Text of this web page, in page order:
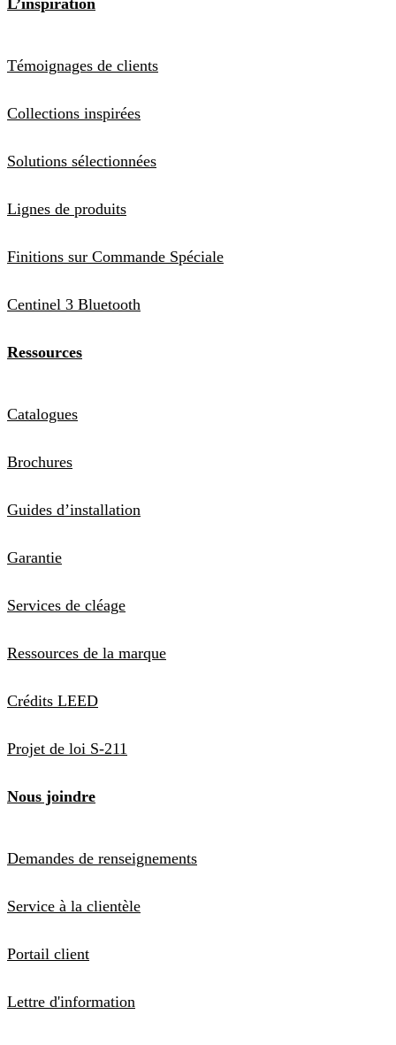
L’inspiration
Témoignages de clients
Collections inspirées
Solutions sélectionnées
Lignes de produits
Finitions sur Commande Spéciale
Centinel 3 Bluetooth
Ressources
Catalogues
Brochures
Guides d’installation
Garantie
Services de cléage
Ressources de la marque
Crédits LEED
Projet de loi S-211
Nous joindre
Demandes de renseignements
Service à la clientèle
Portail client
Lettre d'information